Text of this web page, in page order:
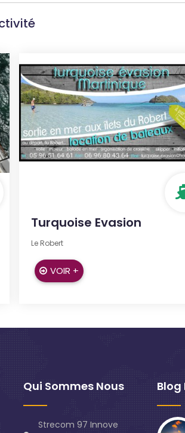
Turquoise Evasion
Le Robert
VOIR +
Qui Sommes Nous
Strecom 97 Innove
Blog